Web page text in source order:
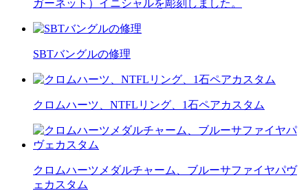
ガーネット）イニシャルを彫刻しました。
SBTバングルの修理
クロムハーツ、NTFLリング、1石ペアカスタム
クロムハーツメダルチャーム、ブルーサファイヤパヴ
ェカスタム